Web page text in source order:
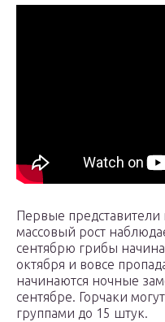
Первые
массовый рост
сентябрю грибы
октября и вовсе
начинаются ночные
сентябре. Горчаки
группами до 15 штук.